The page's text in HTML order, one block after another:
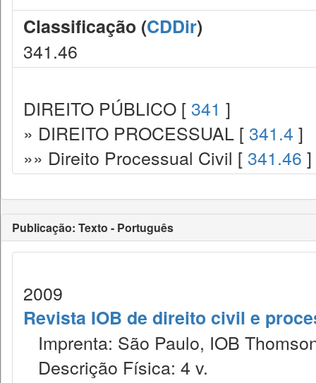
Classificação (CDDir)
341.46
DIREITO PÚBLICO [ 341 ]
» DIREITO PROCESSUAL [ 341.4 ]
»» Direito Processual Civil [ 341.46 ]
Publicação: Texto - Português
2009
Revista IOB de direito civil e
Imprenta: São Paulo, IOB
Descrição Física: 4 v.